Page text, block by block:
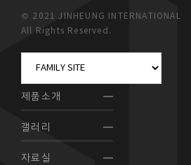
© 2021 JINHEUNG INTERNATIONAL
All Rights Reserved.
제품소개
갤러리
자료실